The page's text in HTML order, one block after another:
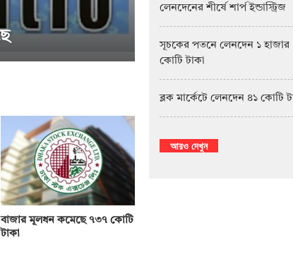
বাজার মূলধন কমেছে ৭৩৭ কোটি
টাকা
লেনদেনের শীর্ষে শার্প ইন্ডাস্ট্রিজ
সূচকের পতনে লেনদেন ১ হাজার
কোটি টাকা
ব্লক মার্কেটে লেনদেন ৪১ কোটি
আরও দেখুন